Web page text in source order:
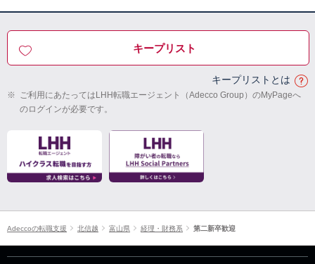
キープリスト
キープリストとは
※ ご利用にあたってはLHH転職エージェント（Adecco Group）のMyPageへ
のログインが必要です。
Adeccoの転職支援 北信越 富山県 経理・財務系 第二新卒歓迎